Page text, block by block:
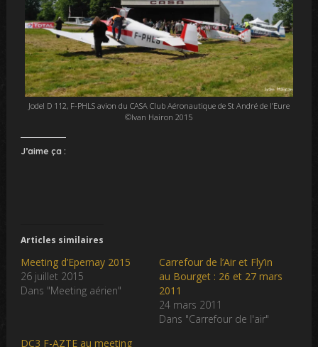
Jodel D 112, F-PHLS avion du CASA Club Aéronautique de St André de l’Eure
©Ivan Hairon 2015
J’aime ça :
Articles similaires
Meeting d’Epernay 2015
26 juillet 2015
Dans "Meeting aérien"
Carrefour de l’Air et Fly’in
au Bourget : 26 et 27 mars
2011
24 mars 2011
Dans "Carrefour de l'air"
DC3 F-AZTE au meeting